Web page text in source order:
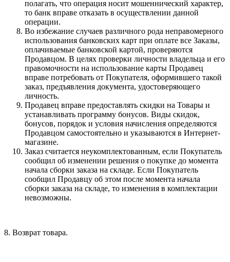
полагать, что операция носит мошеннический характер,
то банк вправе отказать в осуществлении данной
операции.
Во избежание случаев различного рода неправомерного
использования банковских карт при оплате все Заказы,
оплачиваемые банковской картой, проверяются
Продавцом. В целях проверки личности владельца и его
правомочности на использование карты Продавец
вправе потребовать от Покупателя, оформившего такой
заказ, предъявления документа, удостоверяющего
личность.
Продавец вправе предоставлять скидки на Товары и
устанавливать программу бонусов. Виды скидок,
бонусов, порядок и условия начисления определяются
Продавцом самостоятельно и указываются в Интернет-
магазине.
Заказ считается неукомплектованным, если Покупатель
сообщил об изменении решения о покупке до момента
начала сборки заказа на складе. Если Покупатель
сообщил Продавцу об этом после момента начала
сборки заказа на складе, то изменения в комплектации
невозможны.
8. Возврат товара.